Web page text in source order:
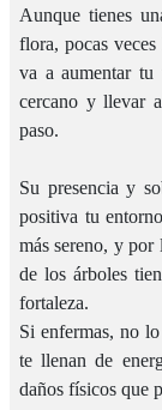
Aunque tienes
flora, pocas
va a aumentar tu
cercano y llevar
paso.
Su presencia y
positiva tu
más sereno, y por
de los árboles
fortaleza.
Si enfermas, no
te llenan de
daños físicos que